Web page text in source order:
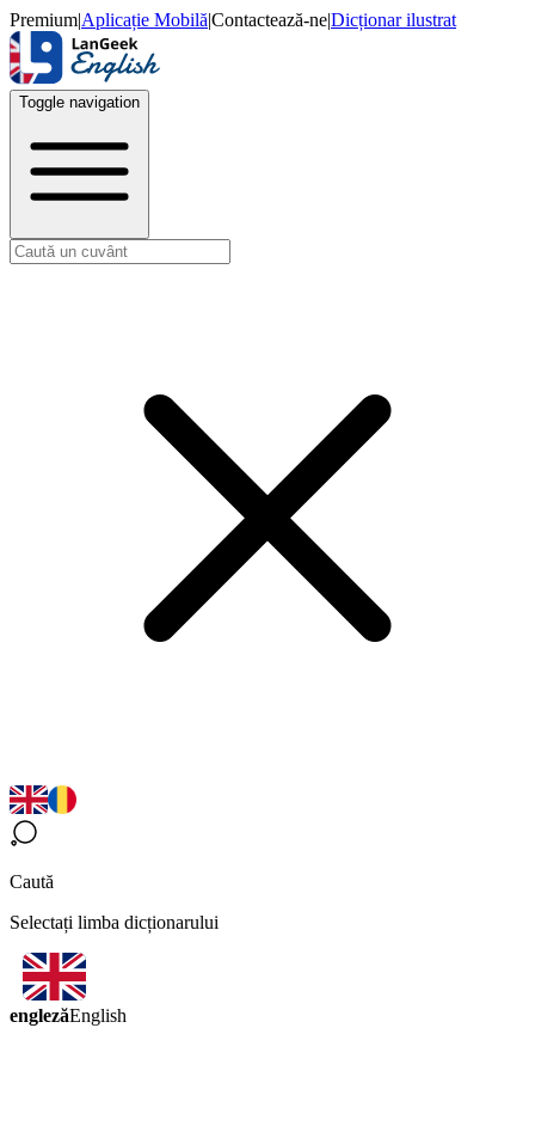
Premium|Aplicație Mobilă|Contactează-ne|Dicționar ilustrat
Toggle navigation
Caută
Selectați limba dicționarului
englezăEnglish